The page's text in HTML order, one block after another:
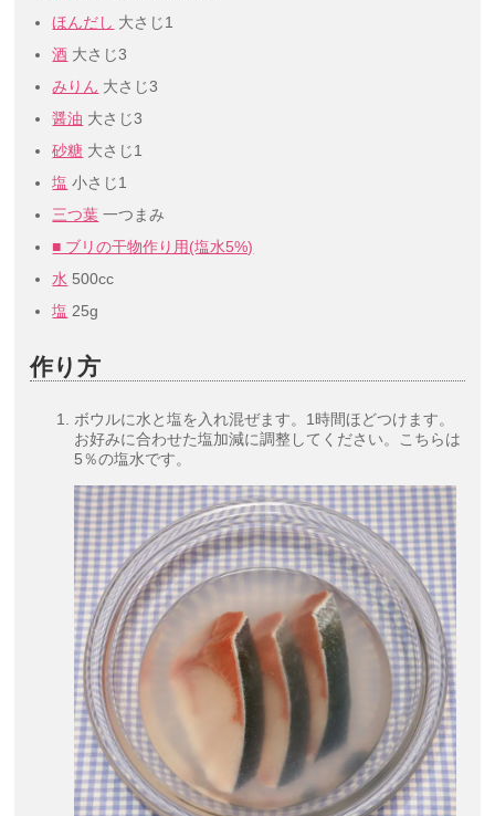
ほんだし 大さじ1
酒 大さじ3
みりん 大さじ3
醤油 大さじ3
砂糖 大さじ1
塩 小さじ1
三つ葉 一つまみ
■ ブリの干物作り用(塩水5%)
水 500cc
塩 25g
作り方
ボウルに水と塩を入れ混ぜます。1時間ほどつけます。
お好みに合わせた塩加減に調整してください。こちらは
5％の塩水です。